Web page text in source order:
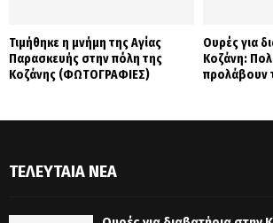
Τιμήθηκε η μνήμη της Αγίας
Παρασκευής στην πόλη της
Κοζάνης (ΦΩΤΟΓΡΑΦΙΕΣ)
Ουρές για
Κοζάνη:
προλάβουν
ΤΕΛΕΥΤΑΊΑ ΝΈΑ